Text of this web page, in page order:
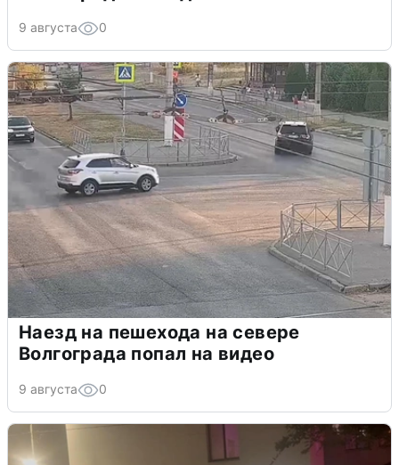
9 августа 0
Наезд на пешехода на севере
Волгограда попал на видео
9 августа 0